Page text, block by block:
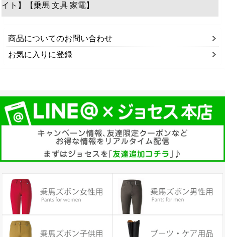
イト】【乗馬 文具 家電】
商品についてのお問い合わせ
お気に入りに登録